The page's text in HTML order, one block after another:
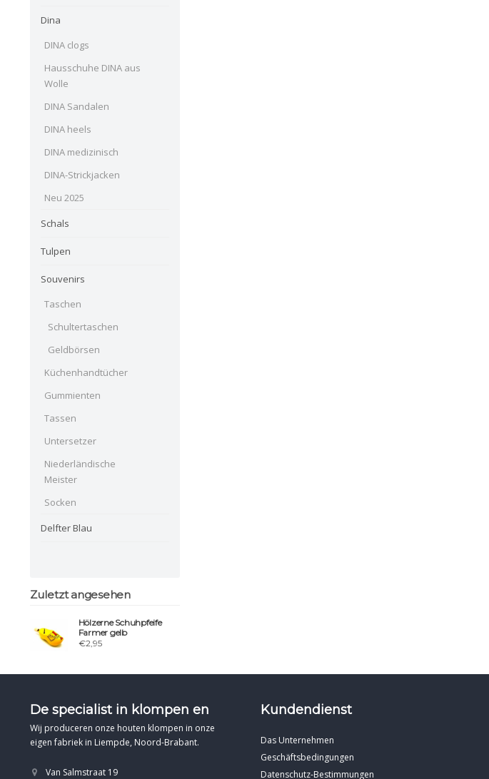
Dina
DINA clogs
Hausschuhe DINA aus
Wolle
DINA Sandalen
DINA heels
DINA medizinisch
DINA-Strickjacken
Neu 2025
Schals
Tulpen
Souvenirs
Taschen
Schultertaschen
Geldbörsen
Küchenhandtücher
Gummienten
Tassen
Untersetzer
Niederländische
Meister
Socken
Delfter Blau
Zuletzt angesehen
Hölzerne Schuhpfeife
Farmer gelb
€2,95
De specialist in klompen en
Wij produceren onze houten klompen in onze
eigen fabriek in Liempde, Noord-Brabant.
Van Salmstraat 19
Kundendienst
Das Unternehmen
Geschäftsbedingungen
Datenschutz-Bestimmungen